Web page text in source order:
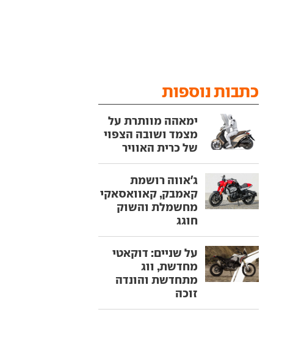
כתבות נוספות
ימאהה מוותרת על
מצמד ושובה הצפוי
של כרית האוויר
ג'אווה רושמת
קאמבק, קאוואסאקי
מחשמלת והשוק
חוגג
על שניים: דוקאטי
מחדשת, ווג
מתחדשת והונדה
זוכה